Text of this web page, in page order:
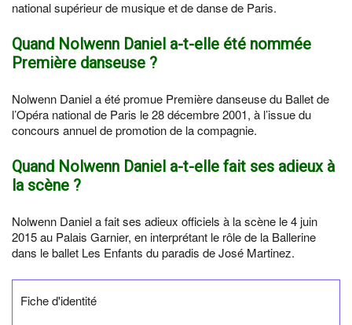
national supérieur de musique et de danse de Paris.
Quand Nolwenn Daniel a-t-elle été nommée
Première danseuse ?
Nolwenn Daniel a été promue Première danseuse du Ballet de
l’Opéra national de Paris le 28 décembre 2001, à l’issue du
concours annuel de promotion de la compagnie.
Quand Nolwenn Daniel a-t-elle fait ses adieux à
la scène ?
Nolwenn Daniel a fait ses adieux officiels à la scène le 4 juin
2015 au Palais Garnier, en interprétant le rôle de la Ballerine
dans le ballet Les Enfants du paradis de José Martinez.
Fiche d'identité